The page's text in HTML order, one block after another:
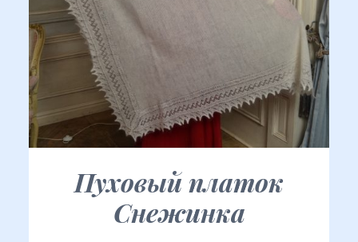
Пуховый платок
Снежинка